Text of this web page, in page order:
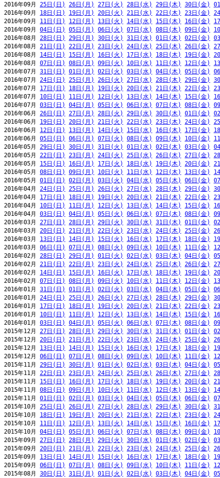
2016年09月 25日(日) 26日(月) 27日(火) 28日(水) 29日(木) 30日(金)
2016年09月 18日(日) 19日(月) 20日(火) 21日(水) 22日(木) 23日(金)
2016年09月 11日(日) 12日(月) 13日(火) 14日(水) 15日(木) 16日(金)
2016年09月 04日(日) 05日(月) 06日(火) 07日(水) 08日(木) 09日(金)
2016年08月 28日(日) 29日(月) 30日(火) 31日(水) 01日(木) 02日(金)
2016年08月 21日(日) 22日(月) 23日(火) 24日(水) 25日(木) 26日(金)
2016年08月 14日(日) 15日(月) 16日(火) 17日(水) 18日(木) 19日(金)
2016年08月 07日(日) 08日(月) 09日(火) 10日(水) 11日(木) 12日(金)
2016年07月 31日(日) 01日(月) 02日(火) 03日(水) 04日(木) 05日(金)
2016年07月 24日(日) 25日(月) 26日(火) 27日(水) 28日(木) 29日(金)
2016年07月 17日(日) 18日(月) 19日(火) 20日(水) 21日(木) 22日(金)
2016年07月 10日(日) 11日(月) 12日(火) 13日(水) 14日(木) 15日(金)
2016年07月 03日(日) 04日(月) 05日(火) 06日(水) 07日(木) 08日(金)
2016年06月 26日(日) 27日(月) 28日(火) 29日(水) 30日(木) 01日(金)
2016年06月 19日(日) 20日(月) 21日(火) 22日(水) 23日(木) 24日(金)
2016年06月 12日(日) 13日(月) 14日(火) 15日(水) 16日(木) 17日(金)
2016年06月 05日(日) 06日(月) 07日(火) 08日(水) 09日(木) 10日(金)
2016年05月 29日(日) 30日(月) 31日(火) 01日(水) 02日(木) 03日(金)
2016年05月 22日(日) 23日(月) 24日(火) 25日(水) 26日(木) 27日(金)
2016年05月 15日(日) 16日(月) 17日(火) 18日(水) 19日(木) 20日(金)
2016年05月 08日(日) 09日(月) 10日(火) 11日(水) 12日(木) 13日(金)
2016年05月 01日(日) 02日(月) 03日(火) 04日(水) 05日(木) 06日(金)
2016年04月 24日(日) 25日(月) 26日(火) 27日(水) 28日(木) 29日(金)
2016年04月 17日(日) 18日(月) 19日(火) 20日(水) 21日(木) 22日(金)
2016年04月 10日(日) 11日(月) 12日(火) 13日(水) 14日(木) 15日(金)
2016年04月 03日(日) 04日(月) 05日(火) 06日(水) 07日(木) 08日(金)
2016年03月 27日(日) 28日(月) 29日(火) 30日(水) 31日(木) 01日(金)
2016年03月 20日(日) 21日(月) 22日(火) 23日(水) 24日(木) 25日(金)
2016年03月 13日(日) 14日(月) 15日(火) 16日(水) 17日(木) 18日(金)
2016年03月 06日(日) 07日(月) 08日(火) 09日(水) 10日(木) 11日(金)
2016年02月 28日(日) 29日(月) 01日(火) 02日(水) 03日(木) 04日(金)
2016年02月 21日(日) 22日(月) 23日(火) 24日(水) 25日(木) 26日(金)
2016年02月 14日(日) 15日(月) 16日(火) 17日(水) 18日(木) 19日(金)
2016年02月 07日(日) 08日(月) 09日(火) 10日(水) 11日(木) 12日(金)
2016年01月 31日(日) 01日(月) 02日(火) 03日(水) 04日(木) 05日(金)
2016年01月 24日(日) 25日(月) 26日(火) 27日(水) 28日(木) 29日(金)
2016年01月 17日(日) 18日(月) 19日(火) 20日(水) 21日(木) 22日(金)
2016年01月 10日(日) 11日(月) 12日(火) 13日(水) 14日(木) 15日(金)
2016年01月 03日(日) 04日(月) 05日(火) 06日(水) 07日(木) 08日(金)
2015年12月 27日(日) 28日(月) 29日(火) 30日(水) 31日(木) 01日(金)
2015年12月 20日(日) 21日(月) 22日(火) 23日(水) 24日(木) 25日(金)
2015年12月 13日(日) 14日(月) 15日(火) 16日(水) 17日(木) 18日(金)
2015年12月 06日(日) 07日(月) 08日(火) 09日(水) 10日(木) 11日(金)
2015年11月 29日(日) 30日(月) 01日(火) 02日(水) 03日(木) 04日(金)
2015年11月 22日(日) 23日(月) 24日(火) 25日(水) 26日(木) 27日(金)
2015年11月 15日(日) 16日(月) 17日(火) 18日(水) 19日(木) 20日(金)
2015年11月 08日(日) 09日(月) 10日(火) 11日(水) 12日(木) 13日(金)
2015年11月 01日(日) 02日(月) 03日(火) 04日(水) 05日(木) 06日(金)
2015年10月 25日(日) 26日(月) 27日(火) 28日(水) 29日(木) 30日(金)
2015年10月 18日(日) 19日(月) 20日(火) 21日(水) 22日(木) 23日(金)
2015年10月 11日(日) 12日(月) 13日(火) 14日(水) 15日(木) 16日(金)
2015年10月 04日(日) 05日(月) 06日(火) 07日(水) 08日(木) 09日(金)
2015年09月 27日(日) 28日(月) 29日(火) 30日(水) 01日(木) 02日(金)
2015年09月 20日(日) 21日(月) 22日(火) 23日(水) 24日(木) 25日(金)
2015年09月 13日(日) 14日(月) 15日(火) 16日(水) 17日(木) 18日(金)
2015年09月 06日(日) 07日(月) 08日(火) 09日(水) 10日(木) 11日(金)
2015年08月 30日(日) 31日(月) 01日(火) 02日(水) 03日(木) 04日(金)